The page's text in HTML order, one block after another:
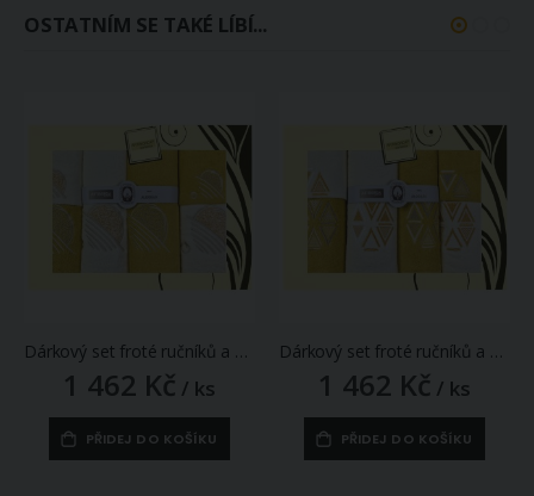
OSTATNÍM SE TAKÉ LÍBÍ...
Dárkový set froté ručníků a osušek 169, 6-dílný, medová (okrová) a krémová s výšivkou 2x 30x50cm + 2x 50x90cm + 2x 70x140cm
1 462 Kč / ks
PŘIDEJ DO KOŠÍKU
Dárkový set froté ručníků a osušek 171, 6-dílný, medová (okrová) a krémová s výšivkou 2x 30x50cm + 2x 50x90cm + 2x 70x140cm
1 462 Kč / ks
PŘIDEJ DO KOŠÍKU